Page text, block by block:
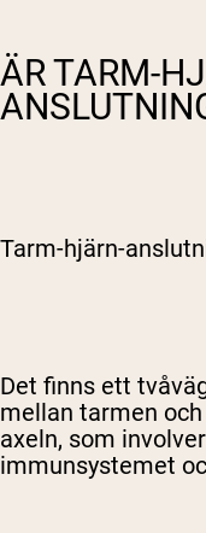
ÄR TARM-
Tarm-hjärn-
Det finns ett
mellan tarmen
axeln, som
immunsystemet